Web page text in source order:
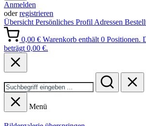
Anmelden
oderregistrieren
Übersicht Persönliches Profil Adressen
0,00 € Warenkorb enthält 0 Positionen.
beträgt 0,00 €.
Menü